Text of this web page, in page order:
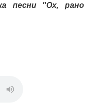
песни "Ох, рано